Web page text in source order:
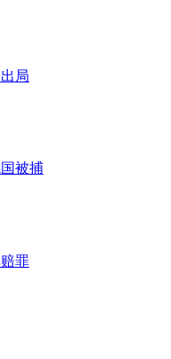
局
被捕
罪